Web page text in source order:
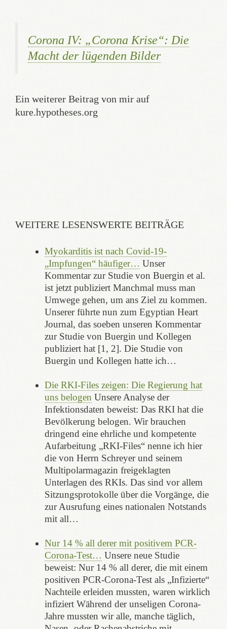
Corona IV: „Corona Krise“: Die
Macht der lügenden Bilder
Ein weiterer Beitrag von mir auf
kure.hypotheses.org
WEITERE LESENSWERTE BEITRÄGE
Myokarditis ist nach Covid-19-
„Impfungen“ häufiger… Unser
Kommentar zur Studie von Buergin et al.
ist jetzt publiziert Manchmal muss man
Umwege gehen, um ans Ziel zu kommen.
Unserer führte nun zum Egyptian Heart
Journal, das soeben unseren Kommentar
zur Studie von Buergin und Kollegen
publiziert hat [1, 2]. Die Studie von
Buergin und Kollegen hatte ich…
Die RKI-Files zeigen: Die Regierung hat
uns belogen Unsere Analyse der
Infektionsdaten beweist: Das RKI hat die
Bevölkerung belogen. Wir brauchen
dringend eine ehrliche und kompetente
Aufarbeitung „RKI-Files“ nenne ich hier
die von Herrn Schreyer und seinem
Multipolarmagazin freigeklagten
Unterlagen des RKIs. Das sind vor allem
Sitzungsprotokolle über die Vorgänge, die
zur Ausrufung eines nationalen Notstands
mit all…
Nur 14 % all derer mit positivem PCR-
Corona-Test… Unsere neue Studie
beweist: Nur 14 % all derer, die mit einem
positiven PCR-Corona-Test als „Infizierte“
Nachteile erleiden mussten, waren wirklich
infiziert Während der unseligen Corona-
Jahre mussten wir alle, manche täglich,